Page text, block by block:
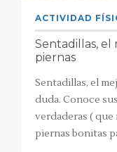
ACTIVIDAD
Sentadillas, el
piernas
Sentadillas, el
duda. Conoce
verdaderas ( que
piernas bonitas